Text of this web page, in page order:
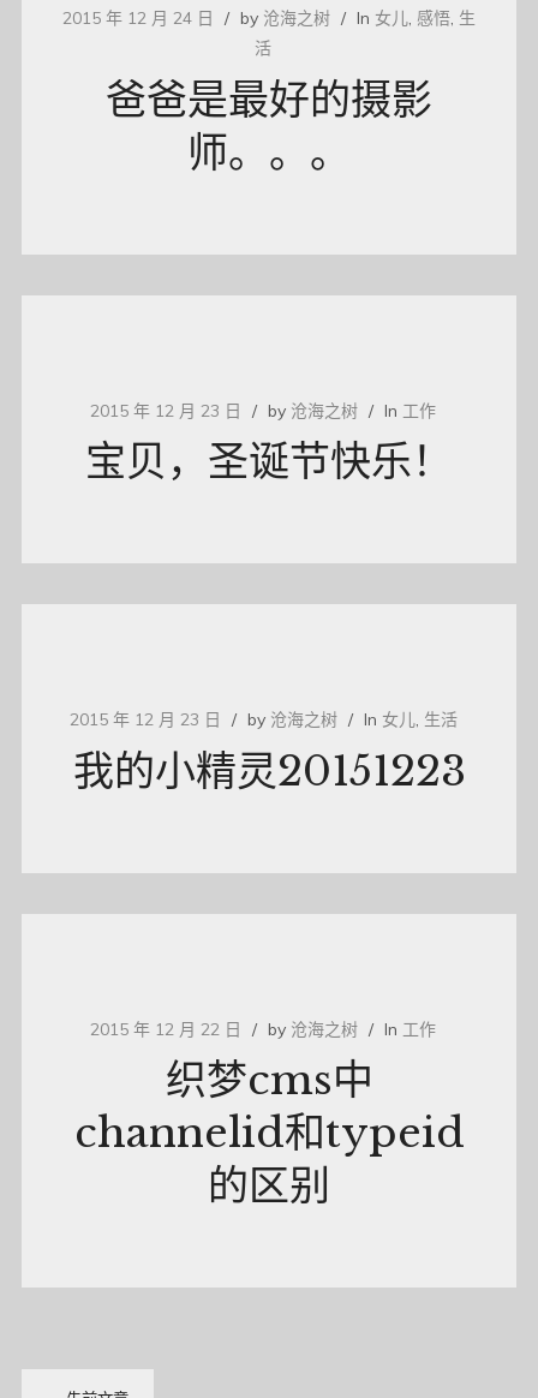
2015 年 12 月 24 日 by 沧海之树 In 女儿, 感悟, 生
活
爸爸是最好的摄影
师。。。
2015 年 12 月 23 日 by 沧海之树 In 工作
宝贝，圣诞节快乐！
2015 年 12 月 23 日 by 沧海之树 In 女儿, 生活
我的小精灵20151223
2015 年 12 月 22 日 by 沧海之树 In 工作
织梦cms中
channelid和typeid
的区别